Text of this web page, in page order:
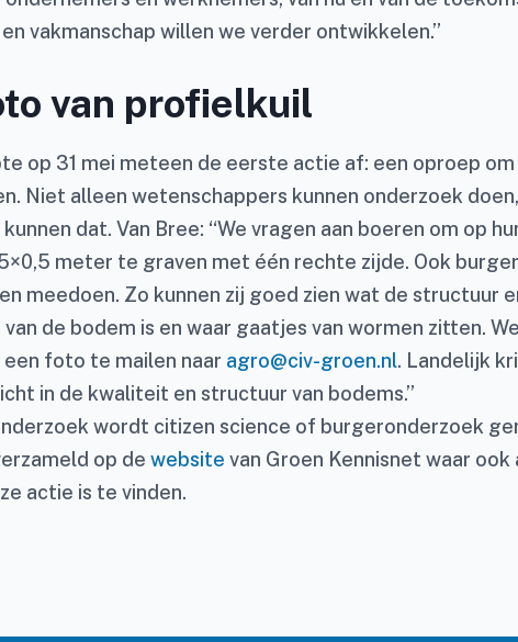
vakmanschap willen we verder ontwikkelen.”
van profielkuil
op 31 mei meteen de eerste actie af: een oproep om
Niet alleen wetenschappers kunnen onderzoek
dat. Van Bree: “We vragen aan boeren om op
meter te graven met één rechte zijde. Ook
meedoen. Zo kunnen zij goed zien wat de structuur
de bodem is en waar gaatjes van wormen zitten.
foto te mailen naar agro@civ-groen.nl. Landelijk
in de kwaliteit en structuur van bodems.”
wordt citizen science of burgeronderzoek
op de website van Groen Kennisnet waar ook
actie is te vinden.